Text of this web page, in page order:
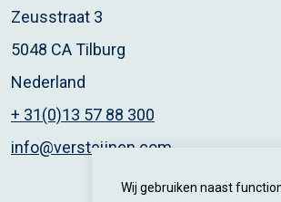
Wij gebruiken naast
Zeusstraat 3
5048 CA Tilburg
Nederland
+ 31(0)13 57 88 300
info@versteijnen.com